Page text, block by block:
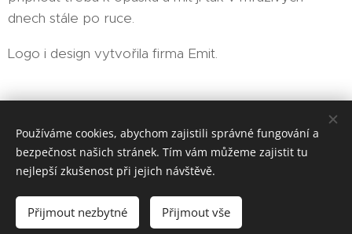
dnech stále po ruce.
Logo i design vytvořila firma Emit.
EMIT-CZ sociální podnik, s. r. o.
Vytvořeno službouWebnode Cookies
Jazyky
Čeština
Magyar English
Používáme cookies, abychom zajistili správné fungování a
bezpečnost našich stránek. Tím vám můžeme zajistit tu
nejlepší zkušenost při jejich návštěvě.
Přijmout nezbytné Přijmout vše